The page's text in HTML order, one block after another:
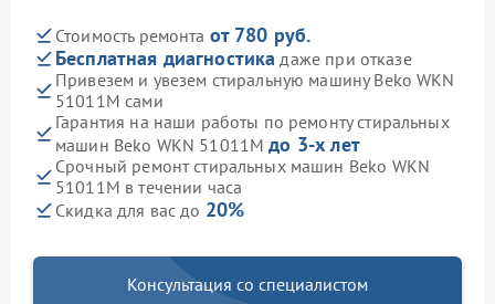
Стоимость ремонта от 780 руб.
Бесплатная диагностика даже при отказе
Привезем и увезем стиральную машину Beko WKN
51011M сами
Гарантия на наши работы по ремонту стиральных
машин Beko WKN 51011Mдо 3-х лет
Срочный ремонт стиральных машин Beko WKN
51011M в течении часа
Скидка для вас до 20%
Консультация со специалистом